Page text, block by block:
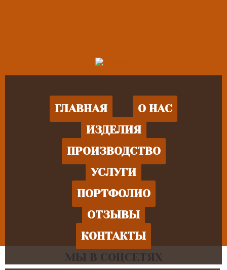
ГЛАВНАЯ
О НАС
ИЗДЕЛИЯ
ПРОИЗВОДСТВО
УСЛУГИ
ПОРТФОЛИО
ОТЗЫВЫ
КОНТАКТЫ
МЫ В СОЦСЕТЯХ